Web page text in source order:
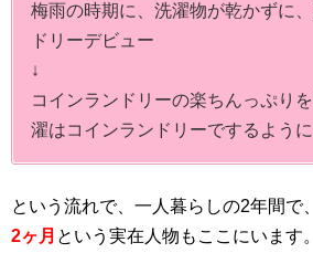
梅雨の時期に、洗濯物が乾かずに
ドリーデビュー
↓
コインランドリーの楽ちんっぷり
濯はコインランドリーでするよう
という流れで、一人暮らしの2年間で
2ヶ月 という実在人物もここにいます。